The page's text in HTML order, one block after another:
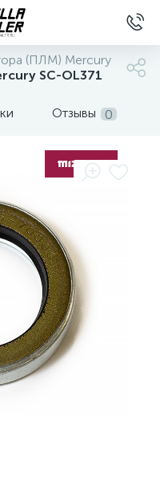
(ПЛМ) Mercury
SC-OL371
Отзывы 0